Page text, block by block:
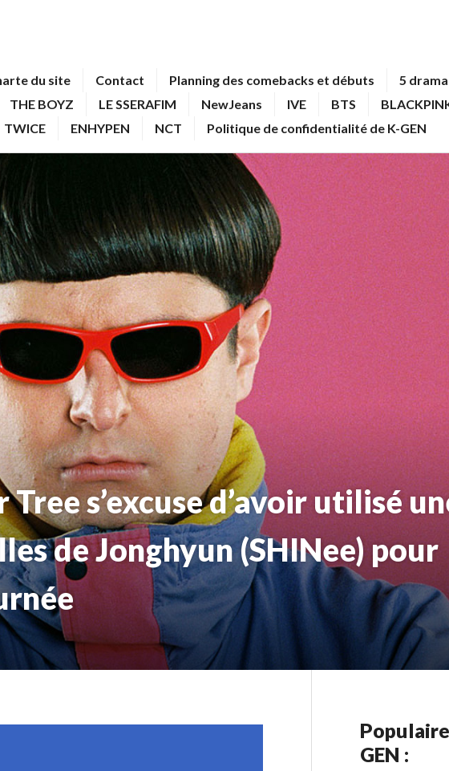
du site Contact Planning des comebacks et débuts
5
THE BOYZ LE SSERAFIM NewJeans IVE BTS
TWICE ENHYPEN NCT Politique de confidentialité de K-GEN
s’excuse d’avoir utilisé
de Jonghyun (SHINee) pour
GEN :